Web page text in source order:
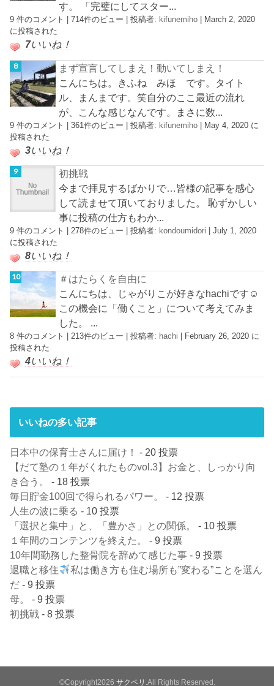
す。 「完璧にしてスター...
9 件のコメント |714件のビュー |投稿者: kifunemiho
March 2, 2020
に投稿された
7いいね！
まず宣言してしまえ！動いてしまえ！
こんにちは。きふね みほ です。タイト
ル、まんまです。笑自分のここ最近の流れ
が、こんな感じなんです。まさに数...
9 件のコメント |361件のビュー |投稿者: kifunemiho | May 4, 2020 に
投稿された
3いいね！
初挑戦
今まで拝見するばかりで…皆様の記事を感心
して読ませて頂いておりました。 恥ずかしい
事に投稿の仕方もわか...
9 件のコメント 278件のビュー |投稿者: kondoumidori |July 1, 2020
に投稿された
8いいね！
＃はたらくを自由に
こんにちは、じゃがりこが好きなhachiです☺︎
この機会に「働くこと」について考えてみま
した。 ...
8 件のコメント |213件のビュー |投稿者: hachi
February 26, 2020 に
投稿された
4いいね！
いいねの多い記事
日本中の保育士さんに届け！
- 20 投票
【だて塾の１年がくれたものvol.3】お金と、しっかり向
き合う。
- 18 投票
毎日貯金100回で得られるパワー。
- 12 投票
人生の波に乗る - 10 投票
「選択と集中」と、「豊かさ」との関係。
- 10 投票
１年間のコンテンツを終えた。
- 9 投票
10年間勤務した整骨院を辞めて感じた事 - 9 投票
退職と移住
私は働き方も住む場所も”変わる”ことを選ん
だ - 9 投票
母。
- 9 投票
初挑戦 - 8 投票
©Copyright2026 サクペリ .All Rights Reserved.